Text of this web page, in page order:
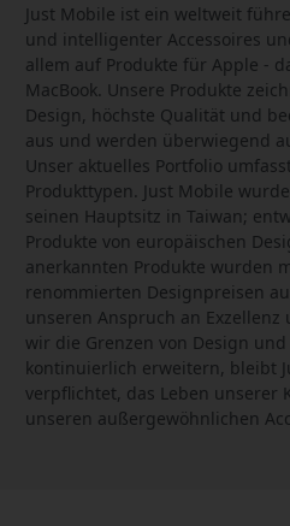
Just Mobile ist ein weltweit
und intelligenter Accessoires
allem auf Produkte für Apple -
MacBook. Unsere Produkte
Design, höchste Qualität und
aus und werden überwiegend
Unser aktuelles Portfolio
Produkttypen. Just Mobile
seinen Hauptsitz in Taiwan;
Produkte von europäischen
anerkannten Produkte wurden
renommierten Designpreisen
unseren Anspruch an
wir die Grenzen von Design
kontinuierlich erweitern, bleibt
verpflichtet, das Leben unserer
unseren außergewöhnlichen